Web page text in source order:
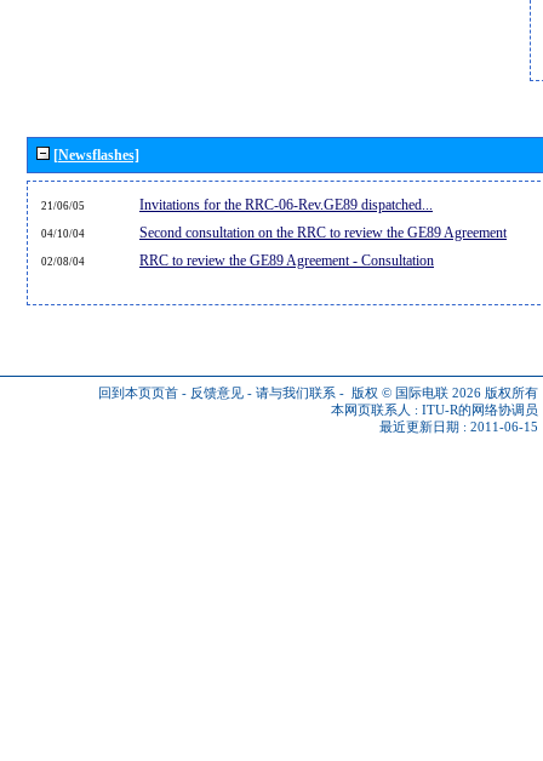
[Newsflashes]
21/06/05 Invitations for the RRC-06-Rev.GE89 dispatched...
04/10/04 Second consultation on the RRC to review the GE89 Agreement
02/08/04 RRC to review the GE89 Agreement - Consultation
回到本页页首 - 反馈意见 - 请与我们联系 - 版权 © 国际电联 2026 版权所有
本网页联系人 : ITU-R的网络协调员
最近更新日期 : 2011-06-15